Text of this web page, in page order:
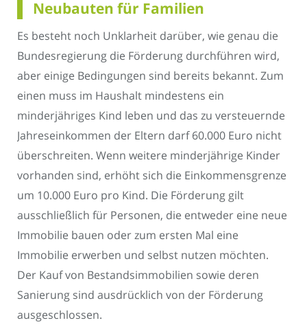
Neubauten für Familien
Es besteht noch Unklarheit darüber, wie genau die
Bundesregierung die Förderung durchführen wird,
aber einige Bedingungen sind bereits bekannt. Zum
einen muss im Haushalt mindestens ein
minderjähriges Kind leben und das zu versteuernde
Jahreseinkommen der Eltern darf 60.000 Euro nicht
überschreiten. Wenn weitere minderjährige Kinder
vorhanden sind, erhöht sich die Einkommensgrenze
um 10.000 Euro pro Kind. Die Förderung gilt
ausschließlich für Personen, die entweder eine neue
Immobilie bauen oder zum ersten Mal eine
Immobilie erwerben und selbst nutzen möchten.
Der Kauf von Bestandsimmobilien sowie deren
Sanierung sind ausdrücklich von der Förderung
ausgeschlossen.